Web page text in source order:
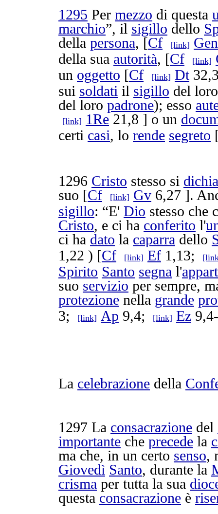
1295 Per mezzo di questa
marchio”, il sigillo dello
della persona, [Cf [link] Gen
della sua autorità, [Cf [link]
un oggetto [Cf [link] Dt
sui soldati il sigillo del
del loro padrone); esso
[link] 1Re 21,8 ] o un
certi casi, lo rende segreto
1296 Cristo stesso si
suo [Cf [link] Gv 6,27 ].
sigillo: “E' Dio stesso che
Cristo, e ci ha conferito l'
ci ha dato la caparra dello
1,22 ) [Cf [link] Ef 1,13;
Spirito Santo segna l'
suo servizio per sempre,
protezione nella grande
3;
[link] Ap 9,4; [link] Ez
La celebrazione della
1297 La consacrazione del
importante che precede la
ma che, in un certo senso,
Giovedì Santo, durante la
crisma per tutta la sua
questa consacrazione è